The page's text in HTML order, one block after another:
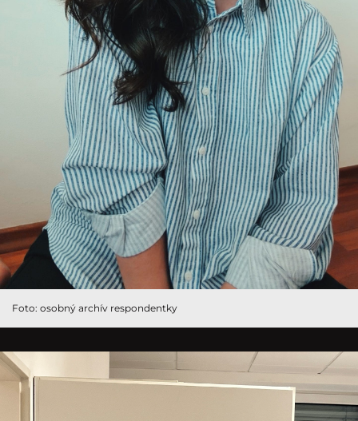
Foto: osobný archív respondentky